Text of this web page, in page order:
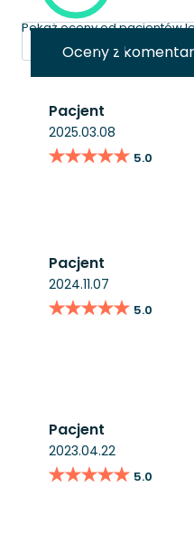
Pokaż oceny od pacjentów
Oceny z
Pacjent
2025.03.08
★★★★★
★★★★★ 5.0
Pacjent
2024.11.07
★★★★★
★★★★★ 5.0
Pacjent
2023.04.22
★★★★★
★★★★★ 5.0